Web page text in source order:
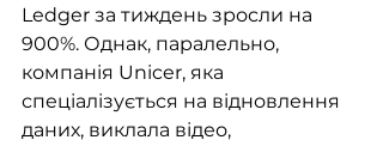
Ledger за тиждень зросли на
900%. Однак, паралельно,
компанія Unicer, яка
спеціалізується на відновлення
даних, виклала відео,